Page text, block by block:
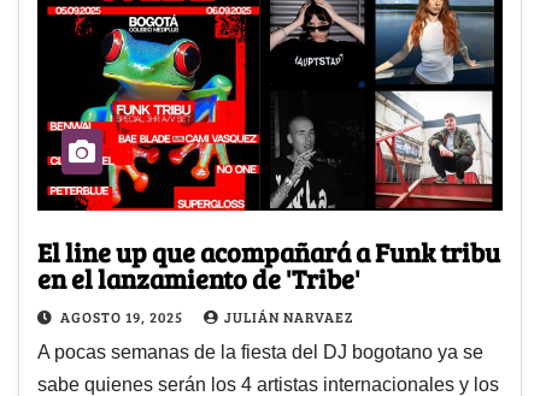
El line up que acompañará a Funk tribu
en el lanzamiento de 'Tribe'
AGOSTO 19, 2025 JULIÁN NARVAEZ
A pocas semanas de la fiesta del DJ bogotano ya se
sabe quienes serán los 4 artistas internacionales y los